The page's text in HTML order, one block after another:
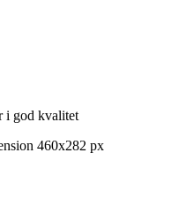
i god kvalitet
460x282 px